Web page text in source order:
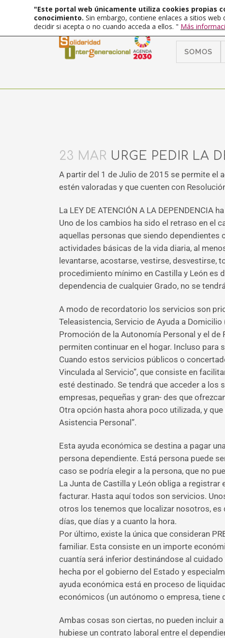
SOMOS
23 MAR URGE PEDIR LA
A partir del 1 de Julio de 2015 se permite el
estén valoradas y que cuenten con
La LEY DE ATENCIÓN A LA
Uno de los cambios ha sido el retraso en el
aquellas personas que siendo dependientes
actividades básicas de la vida diaria, al
levantarse, acostarse, vestirse, desvestirse,
procedimiento mínimo en Castilla y León es
dependencia de cualquier Grado, no se
A modo de recordatorio los servicios son
Teleasistencia, Servicio de Ayuda a
Promoción de la Autonomía Personal y el
permiten continuar en el hogar. Incluso para
Cuando estos servicios públicos o
Vinculada al Servicio”, que consiste en
esté destinado. Se tendrá que acceder a los
empresas, pequeñas y gran- des que
Otra opción hasta ahora poco utilizada, y
Asistencia Personal”.
Esta ayuda económica se destina a pagar
persona dependiente. Está persona puede
caso se podría elegir a la persona, que no
La Junta de Castilla y León obliga a
facturar. Hasta aquí todos son servicios.
otros los tenemos que localizar nosotros, es
días, que días y a cuanto la hora.
Por último, existe la única que consideran
familiar. Esta consiste en un importe
cuantía será inferior destinándose al
hecha por el gobierno del Estado y
ayuda económica está en proceso de
económicos (un autónomo o empresa,
Ambas cosas son ciertas, no pueden incluir
hubiese un contrato laboral entre el
"Este portal web únicamente utiliza cookies propias
conocimiento. Sin embargo, contiene enlaces a sitios
decidir si acepta o no cuando acceda a ellos. " Más